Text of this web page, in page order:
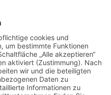
sich inkl. gesetzlicher
wenn nicht anders